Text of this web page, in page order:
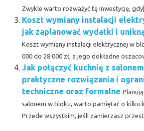
Zwykle warto rozważyć tę inwestycję,
Koszt wymiany instalacji
jak zaplanować wydatki i
Koszt wymiany instalacji elektrycznej w
000 do 28 000 zł, a jego dokładne
Jak połączyć kuchnię z
praktyczne rozwiązania i
techniczne oraz formalne
salonem w bloku, warto pamiętać o kilku
Przede wszystkim, jeśli zamierzasz